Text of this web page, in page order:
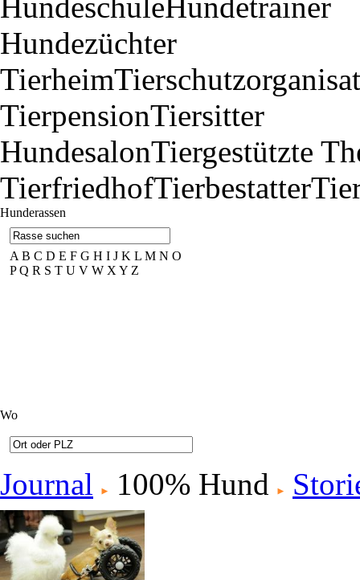
Hundezüchter
Tierheim
TierpensionTiersitter
HundesalonTiergestützte
TierfriedhofTierbestatter
Hunderassen
A B C D E F G H I J K L M N O
P Q R S T U V W X Y Z
Wo
Journal 100% Hund